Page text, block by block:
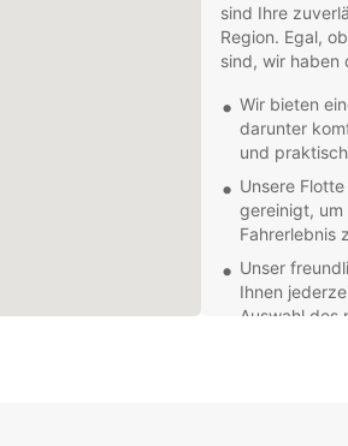
sind Ihre
Region. Egal,
sind, wir haben
Wir bieten
darunter
und
Unsere
gereinigt, um
Fahrerlebnis
Unser
Ihnen
Auswahl des